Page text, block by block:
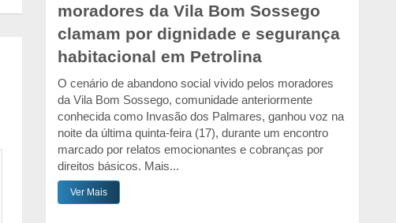
moradores da Vila Bom Sossego
clamam por dignidade e segurança
habitacional em Petrolina
O cenário de abandono social vivido pelos moradores
da Vila Bom Sossego, comunidade anteriormente
conhecida como Invasão dos Palmares, ganhou voz na
noite da última quinta-feira (17), durante um encontro
marcado por relatos emocionantes e cobranças por
direitos básicos. Mais...
Ver Mais